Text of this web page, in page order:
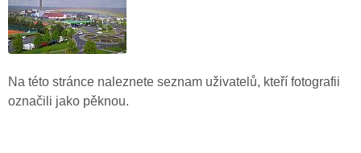
Na této stránce naleznete seznam uživatelů, kteří fotografii
označili jako pěknou.